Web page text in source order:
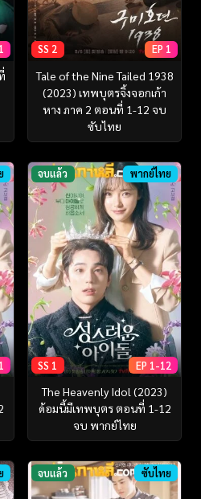
SS 2 EP 1
Tale of the Nine Tailed 1938
(2023) เทพบุตรจิ้งจอกเก้า
หาง ภาค 2 ตอนที่ 1-12 จบ
ซับไทย
จบแล้ว พากย์ไทย
SS 1 EP 1-12
The Heavenly Idol (2023)
ด้อมนี้มีเทพบุตร ตอนที่ 1-12
จบ พากย์ไทย
จบแล้ว ซับไทย